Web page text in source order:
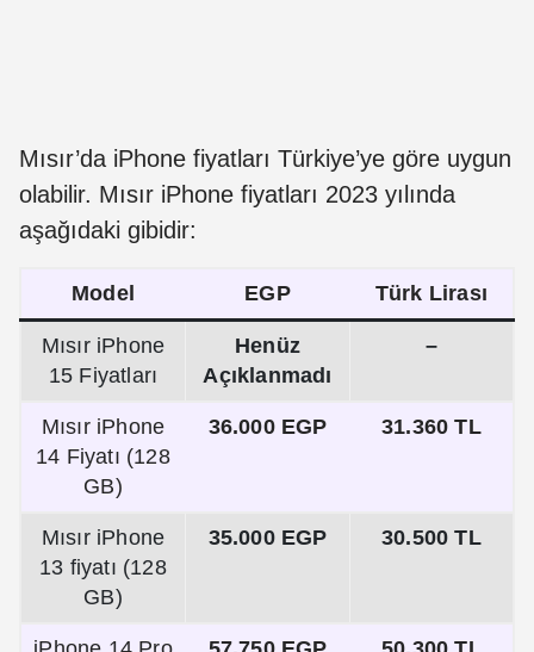
Mısır’da iPhone fiyatları Türkiye’ye göre uygun
olabilir. Mısır iPhone fiyatları 2023 yılında
aşağıdaki gibidir:
Model EGP Türk Lirası
Mısır iPhone
15 Fiyatları
Henüz
Açıklanmadı
–
Mısır iPhone
14 Fiyatı (128
GB)
36.000 EGP 31.360 TL
Mısır iPhone
13 fiyatı (128
GB)
35.000 EGP 30.500 TL